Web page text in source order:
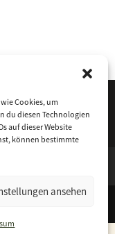
Cookies, um
du diesen Technologien
auf dieser Website
können bestimmte
ansehen